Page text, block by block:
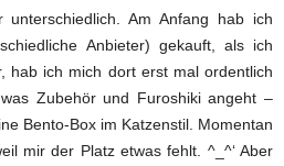
Am Anfang hab ich
Anbieter) gekauft, als ich
hab ich mich dort erst mal ordentlich
Zubehör und Furoshiki angeht –
Bento-Box im Katzenstil. Momentan
mir der Platz etwas fehlt. ^_^‘ Aber